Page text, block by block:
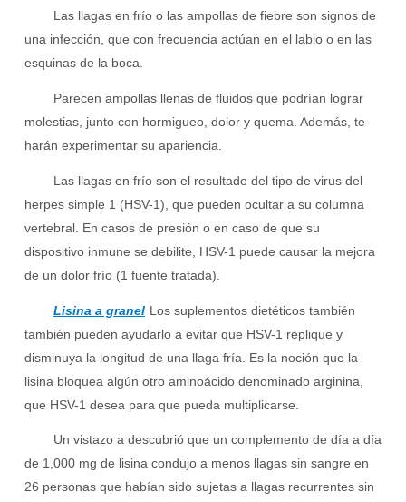
d
o
Las llagas en frío o las ampollas de fiebre son signos de
una infección, que con frecuencia actúan en el labio o en las
esquinas de la boca.
Parecen ampollas llenas de fluidos que podrían lograr
molestias, junto con hormigueo, dolor y quema. Además, te
harán experimentar su apariencia.
Las llagas en frío son el resultado del tipo de virus del
herpes simple 1 (HSV-1), que pueden ocultar a su columna
vertebral. En casos de presión o en caso de que su
dispositivo inmune se debilite, HSV-1 puede causar la mejora
de un dolor frío (1 fuente tratada).
Lisina a granel Los suplementos dietéticos también
también pueden ayudarlo a evitar que HSV-1 replique y
disminuya la longitud de una llaga fría. Es la noción que la
lisina bloquea algún otro aminoácido denominado arginina,
que HSV-1 desea para que pueda multiplicarse.
Un vistazo a descubrió que un complemento de día a día
de 1,000 mg de lisina condujo a menos llagas sin sangre en
26 personas que habían sido sujetas a llagas recurrentes sin